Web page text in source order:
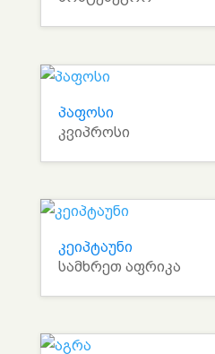
პაფოსი
კვიპროსი
კეიპტაუნი
სამხრეთ აფრიკა